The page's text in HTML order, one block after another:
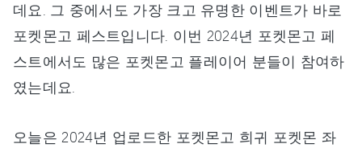
데요. 그 중에서도 가장 크고 유명한 이벤트가 바로
포켓몬고 페스트입니다. 이번 2024년 포켓몬고 페
스트에서도 많은 포켓몬고 플레이어 분들이 참여하
였는데요.
오늘은 2024년 업로드한 포켓몬고 희귀 포켓몬 좌